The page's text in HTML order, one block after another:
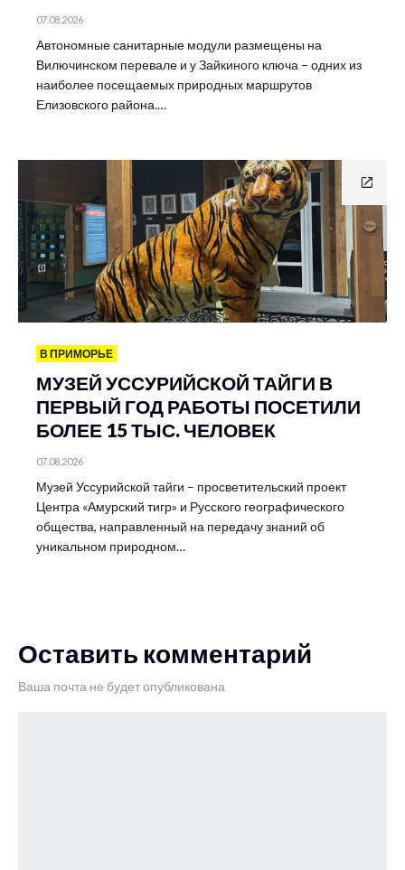
07.08.2026
Автономные санитарные модули размещены на
Вилючинском перевале и у Зайкиного ключа – одних из
наиболее посещаемых природных маршрутов
Елизовского района.…
В ПРИМОРЬЕ
МУЗЕЙ УССУРИЙСКОЙ ТАЙГИ В
ПЕРВЫЙ ГОД РАБОТЫ ПОСЕТИЛИ
БОЛЕЕ 15 ТЫС. ЧЕЛОВЕК
07.08.2026
Музей Уссурийской тайги – просветительский проект
Центра «Амурский тигр» и Русского географического
общества, направленный на передачу знаний об
уникальном природном…
Оставить комментарий
Ваша почта не будет опубликована